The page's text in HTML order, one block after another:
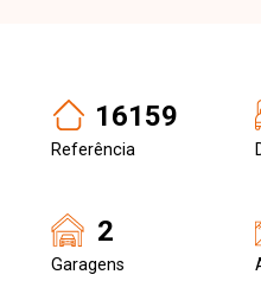
16159
Referência
2
Garagens